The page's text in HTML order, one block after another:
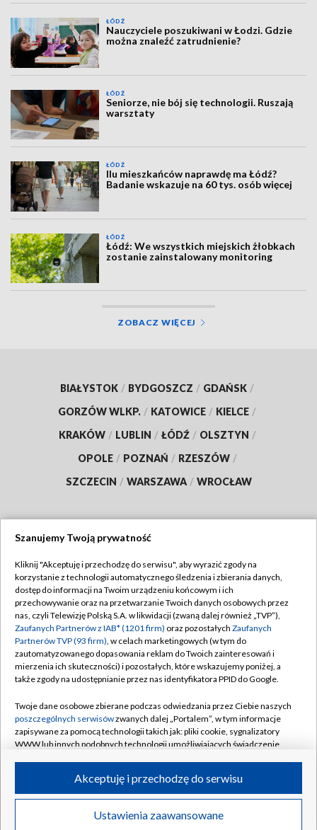
ŁÓDŹ
Nauczyciele poszukiwani w Łodzi. Gdzie
można znaleźć zatrudnienie?
ŁÓDŹ
Seniorze, nie bój się technologii. Ruszają
warsztaty
ŁÓDŹ
Ilu mieszkańców naprawdę ma Łódź?
Badanie wskazuje na 60 tys. osób więcej
ŁÓDŹ
Łódź: We wszystkich miejskich żłobkach
zostanie zainstalowany monitoring
ZOBACZ WIĘCEJ
BIAŁYSTOK / BYDGOSZCZ / GDAŃSK /
GORZÓW WLKP. / KATOWICE / KIELCE /
KRAKÓW / LUBLIN / ŁÓDŹ / OLSZTYN /
OPOLE / POZNAŃ / RZESZÓW /
SZCZECIN / WARSZAWA / WROCŁAW
TVP
Abonament TVP
Emisja w TVP
Centrum informacji TVP
Naziemna Telewizja Cyfrowa
Rada Programowa
System NOS
Informacje o nadawcy
Program dla prasy
Regulamin TVP
Polityka prywatności
Moje zgody
Pomoc
Kontakt
Kanały
©2026 Telewizja Polska S.A. w likwidacji
Szanujemy Twoją prywatność
Kliknij "Akceptuję i przechodzę do serwisu", aby wyrazić zgody na
korzystanie z technologii automatycznego śledzenia i zbierania danych,
dostęp do informacji na Twoim urządzeniu końcowym i ich
przechowywanie oraz na przetwarzanie Twoich danych osobowych przez
nas, czyli Telewizję Polską S.A. w likwidacji (zwaną dalej również „TVP”),
Zaufanych Partnerów z IAB* (1201 firm) oraz pozostałych Zaufanych
Partnerów TVP (93 firm), w celach marketingowych (w tym do
zautomatyzowanego dopasowania reklam do Twoich zainteresowań i
mierzenia ich skuteczności) i pozostałych, które wskazujemy poniżej, a
także zgody na udostępnianie przez nas identyfikatora PPID do Google.
Twoje dane osobowe zbierane podczas odwiedzania przez Ciebie naszych
poszczególnych serwisówzwanych dalej „Portalem”, w tym informacje
zapisywane za pomocą technologii takich jak: pliki cookie, sygnalizatory
WWW lub innych podobnych technologii umożliwiających świadczenie
ruchu w Internecie.
Twoje dane osobowe zbierane podczas odwiedzania przez Ciebie
poszczególnych serwisówna Portalu, takie jak adresy IP, identyfikatory
Ustawienia zaawansowane
Akceptuję i przechodzę do serwisu